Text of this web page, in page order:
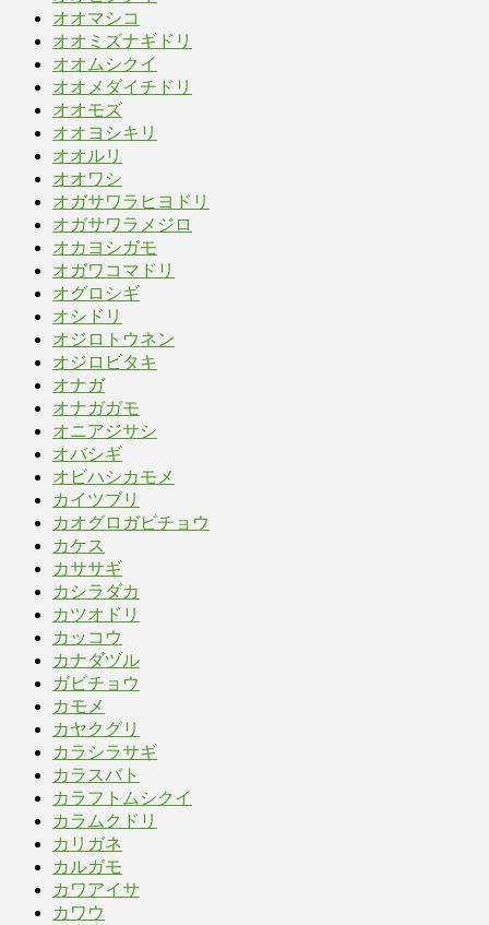
オオマシコ
オオミズナギドリ
オオムシクイ
オオメダイチドリ
オオモズ
オオヨシキリ
オオルリ
オオワシ
オガサワラヒヨドリ
オガサワラメジロ
オカヨシガモ
オガワコマドリ
オグロシギ
オシドリ
オジロトウネン
オジロビタキ
オナガ
オナガガモ
オニアジサシ
オバシギ
オビハシカモメ
カイツブリ
カオグロガビチョウ
カケス
カササギ
カシラダカ
カツオドリ
カッコウ
カナダヅル
ガビチョウ
カモメ
カヤクグリ
カラシラサギ
カラスバト
カラフトムシクイ
カラムクドリ
カリガネ
カルガモ
カワアイサ
カワウ